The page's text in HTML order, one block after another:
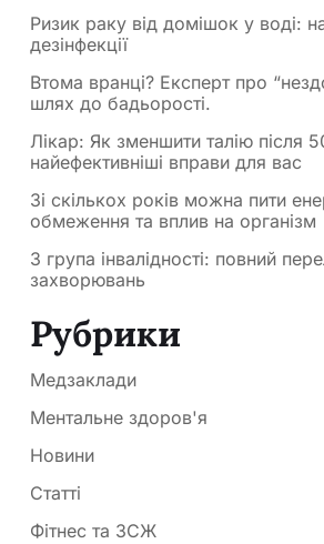
Ризик раку від домішок у воді:
дезінфекції
Втома вранці? Експерт про
шлях до бадьорості.
Лікар: Як зменшити талію після
найефективніші вправи для вас
Зі скількох років можна пити
обмеження та вплив на організм
3 група інвалідності: повний
захворювань
Рубрики
Медзаклади
Ментальне здоров'я
Новини
Статті
Фітнес та ЗСЖ